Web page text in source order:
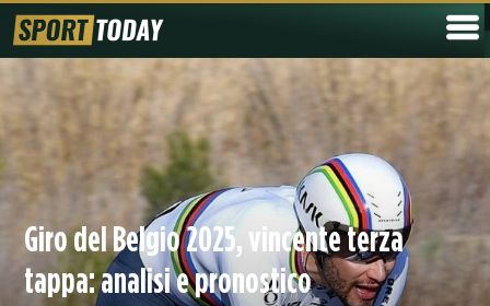
Giro del Belgio 2025, vincente terza
tappa: analisi e pronostico